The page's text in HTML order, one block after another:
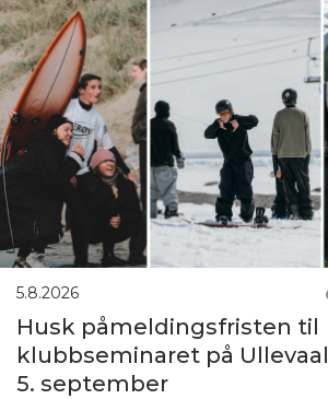
5.8.2026
Husk påmeldingsfristen til
klubbseminaret på
5. september